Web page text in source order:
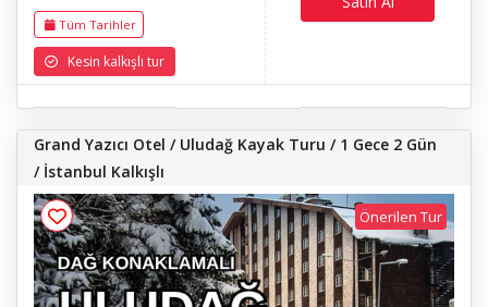
Tüm Tarihler
Kesin kalkışlı tur
Grand Yazıcı Otel / Uludağ Kayak Turu / 1 Gece 2 Gün
/ İstanbul Kalkışlı
Önerilen Tur